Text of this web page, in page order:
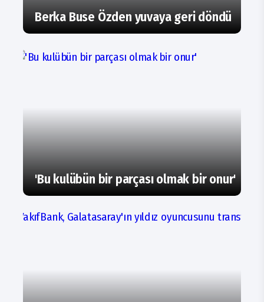
Berka Buse Özden yuvaya geri döndü
'Bu kulübün bir parçası olmak bir onur'